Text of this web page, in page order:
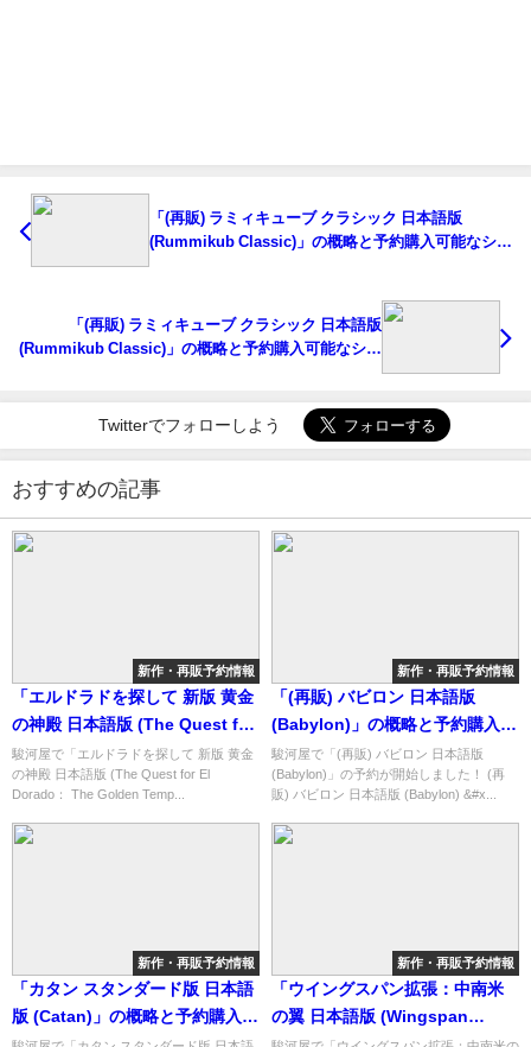
「(再販) ラミィキューブ クラシック 日本語版
(Rummikub Classic)」の概略と予約購入可能なショ
「(再販) ラミィキューブ クラシック 日本語版
(Rummikub Classic)」の概略と予約購入可能なショ
Twitterでフォローしよう
おすすめの記事
新作・再販予約情報
「エルドラドを探して 新版 黄金
の神殿 日本語版 (The Quest for
El Dorado： The Golden
Temples)」の概略と予約購入可
駿河屋で「エルドラドを探して 新版 黄金
の神殿 日本語版 (The Quest for El
Dorado： The Golden Temp...
新作・再販予約情報
「(再販) バビロン 日本語版
(Babylon)」の概略と予約購入可
能なショップ紹介！
駿河屋で「(再販) バビロン 日本語版
(Babylon)」の予約が開始しました！ (再
販) バビロン 日本語版 (Babylon) &#x...
新作・再販予約情報
「カタン スタンダード版 日本語
版 (Catan)」の概略と予約購入可
能なショップ紹介！
新作・再販予約情報
「ウイングスパン拡張：中南米
の翼 日本語版 (Wingspan
Americas Expansion)」の概略